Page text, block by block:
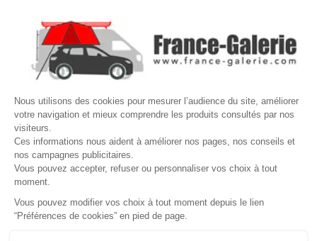
Nous utilisons des cookies pour mesurer l’audience du site, améliorer
votre navigation et mieux comprendre les produits consultés par nos
visiteurs.
Ces informations nous aident à améliorer nos pages, nos conseils et
nos campagnes publicitaires.
Vous pouvez accepter, refuser ou personnaliser vos choix à tout
moment.
Vous pouvez modifier vos choix à tout moment depuis le lien
“Préférences de cookies” en pied de page.
Gérer mes cookies
📋 Fiche technique
Demander un rappel
Nos conseillers vous rappellent duLundi au Vendredide8h30 à
17h30.
Nom* Prénom*
Téléphone